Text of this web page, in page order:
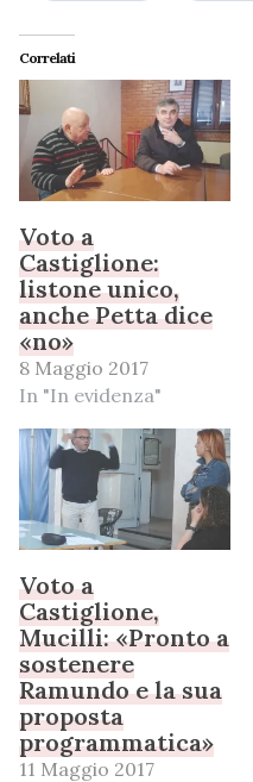
Correlati
Voto a
Castiglione:
listone unico,
anche Petta dice
«no»
8 Maggio 2017
In "In evidenza"
Voto a
Castiglione,
Mucilli: «Pronto a
sostenere
Ramundo e la sua
proposta
programmatica»
11 Maggio 2017